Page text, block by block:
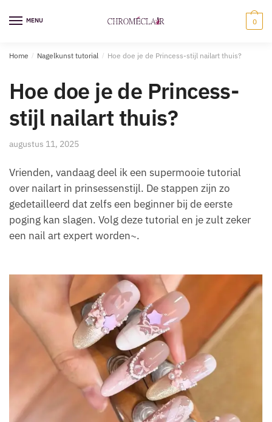
naar
naar
MENU 0
Home / Nagelkunst tutorial / Hoe doe je de Princess-stijl nailart thuis?
Hoe doe je de Princess-
stijl nailart thuis?
augustus 11, 2025
Vrienden, vandaag deel ik een supermooie tutorial
over nailart in prinsessenstijl. De stappen zijn zo
gedetailleerd dat zelfs een beginner bij de eerste
poging kan slagen. Volg deze tutorial en je zult zeker
een nail art expert worden~.